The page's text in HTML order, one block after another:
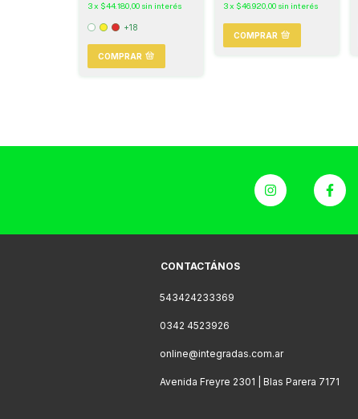
3x $44.180,00 sin interés
+18
COMPRAR
3x $46.920,00 sin interés
COMPRAR
CONTACTÁNOS
543424233369
0342 4523926
online@integradas.com.ar
Avenida Freyre 2301 | Blas Parera 7171